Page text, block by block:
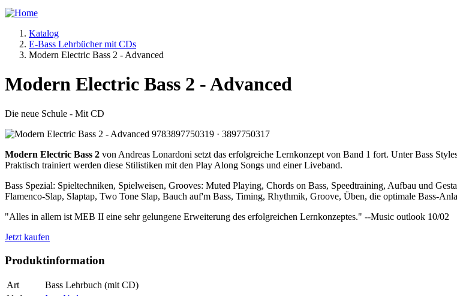
Katalog
E-Bass Lehrbücher mit CDs
Modern Electric Bass 2 - Advanced
Modern Electric Bass 2 - Advanced
Die neue Schule - Mit CD
Modern Electric Bass 2 von Andreas Lonardoni setzt das erfolgreiche Lernkonzept von Band 1 fort. Unter Bass
Praktisch trainiert werden diese Stilistiken mit den Play Along Songs und einer Liveband.
Bass Spezial: Spieltechniken, Spielweisen, Grooves: Muted Playing, Chords on Bass, Speedtraining, Aufbau und
Flamenco-Slap, Slaptap, Two Tone Slap, Bauch auf'm Bass, Timing, Rhythmik, Groove, Üben, die optimale Bass-
"Alles in allem ist MEB II eine sehr gelungene Erweiterung des erfolgreichen Lernkonzeptes." --Music outlook 10/02
Jetzt kaufen
Produktinformation
Art
Bass Lehrbuch (mit CD)